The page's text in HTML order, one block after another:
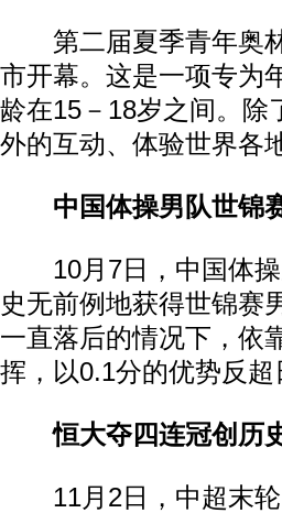
第二届夏季青年奥林
市开幕。这是一项专为
龄在15－18岁之间。除
外的互动、体验世界各
中国体操男队世锦
10月7日，中国体操
史无前例地获得世锦赛
一直落后的情况下，依
挥，以0.1分的优势反
恒大夺四连冠创历
11月2日，中超末轮